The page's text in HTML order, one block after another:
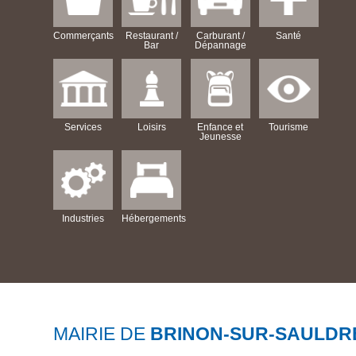
Commerçants
Restaurant /
Bar
Carburant /
Dépannage
Santé
Services Loisirs
Enfance et
Jeunesse
Tourisme
Industries Hébergements
MAIRIE DE BRINON-SUR-